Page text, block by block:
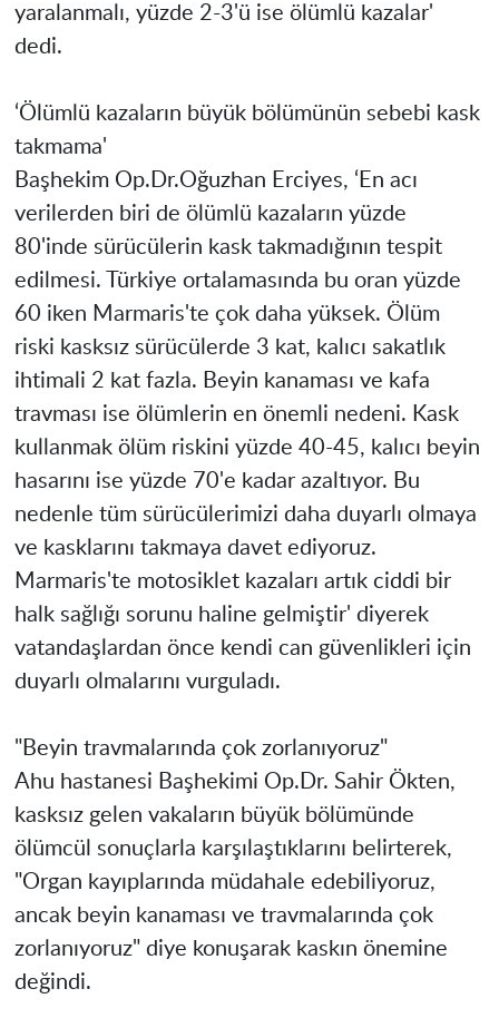
yaralanmalı, yüzde 2-3'ü ise ölümlü kazalar'
dedi.
‘Ölümlü kazaların büyük bölümünün sebebi kask
takmama'
Başhekim Op.Dr.Oğuzhan Erciyes, ‘En acı
verilerden biri de ölümlü kazaların yüzde
80'inde sürücülerin kask takmadığının tespit
edilmesi. Türkiye ortalamasında bu oran yüzde
60 iken Marmaris'te çok daha yüksek. Ölüm
riski kasksız sürücülerde 3 kat, kalıcı sakatlık
ihtimali 2 kat fazla. Beyin kanaması ve kafa
travması ise ölümlerin en önemli nedeni. Kask
kullanmak ölüm riskini yüzde 40-45, kalıcı beyin
hasarını ise yüzde 70'e kadar azaltıyor. Bu
nedenle tüm sürücülerimizi daha duyarlı olmaya
ve kasklarını takmaya davet ediyoruz.
Marmaris'te motosiklet kazaları artık ciddi bir
halk sağlığı sorunu haline gelmiştir' diyerek
vatandaşlardan önce kendi can güvenlikleri için
duyarlı olmalarını vurguladı.
"Beyin travmalarında çok zorlanıyoruz"
Ahu hastanesi Başhekimi Op.Dr. Sahir Ökten,
kasksız gelen vakaların büyük bölümünde
ölümcül sonuçlarla karşılaştıklarını belirterek,
"Organ kayıplarında müdahale edebiliyoruz,
ancak beyin kanaması ve travmalarında çok
zorlanıyoruz" diye konuşarak kaskın önemine
değindi.